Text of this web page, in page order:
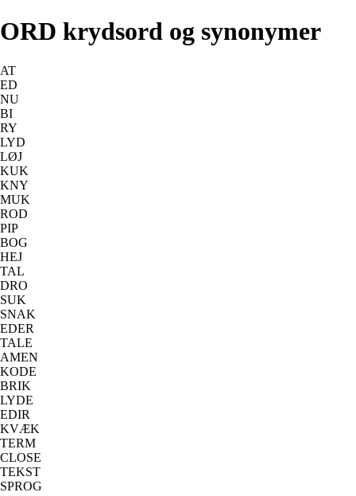
ORD krydsord og synonymer
AT
ED
NU
BI
RY
LYD
LØJ
KUK
KNY
MUK
ROD
PIP
BOG
HEJ
TAL
DRO
SUK
SNAK
EDER
TALE
AMEN
KODE
BRIK
LYDE
EDIR
KVÆK
TERM
CLOSE
TEKST
SPROG